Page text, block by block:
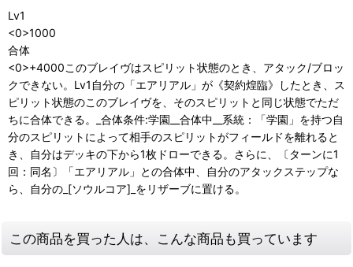
Lv1
<0>1000
合体
<0>+4000このブレイヴはスピリット状態のとき、アタック/ブロッ
クできない。Lv1自分の「エアリアル」が《契約煌臨》したとき、ス
ピリット状態のこのブレイヴを、そのスピリットと同じ状態でただ
ちに合体できる。_合体条件:学園__合体中__系統：「学園」を持つ自
分のスピリットによって相手のスピリットがフィールドを離れると
き、自分はデッキの下から1枚ドローできる。さらに、〔ターンに1
回：同名〕「エアリアル」との合体中、自分のアタックステップな
ら、自分の_[ソウルコア]_をリザーブに置ける。
この商品を買った人は、こんな商品も買っています